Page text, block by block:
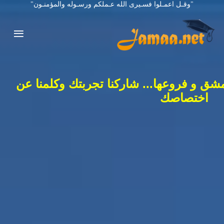
"وقـل اعمـلوا فسـيرى الله عـملكم ورسـوله والمؤمنـون"
و فروعها... شاركنا تجربتك وكلمنا عن
اختصاصك